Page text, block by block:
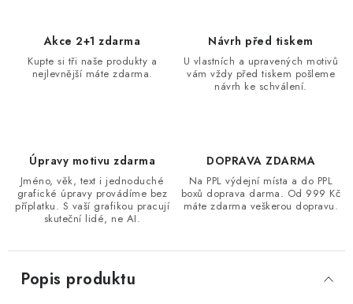
Akce 2+1 zdarma
Kupte si tři naše produkty a
nejlevnější máte zdarma.
Návrh před tiskem
U vlastních a upravených motivů
vám vždy před tiskem pošleme
návrh ke schválení.
Úpravy motivu zdarma
Jméno, věk, text i jednoduché
grafické úpravy provádíme bez
příplatku. S vaší grafikou pracují
skuteční lidé, ne AI.
DOPRAVA ZDARMA
Na PPL výdejní místa a do PPL
boxů doprava darma. Od 999 Kč
máte zdarma veškerou dopravu.
Popis produktu